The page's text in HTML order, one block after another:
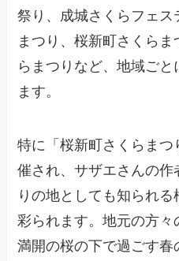
祭り、成城さくらフェ
まつり、桜新町さくらま
らまつりなど、地域ご
ます。
特に「桜新町さくらまつ
催され、サザエさんの
りの地としても知られる
彩られます。地元の方々
満開の桜の下で過ごす春